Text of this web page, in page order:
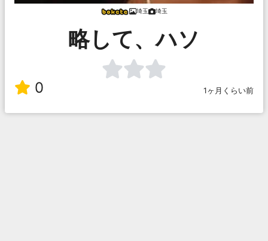
埼玉 埼玉
略して、ハソ
0 1ヶ月くらい前